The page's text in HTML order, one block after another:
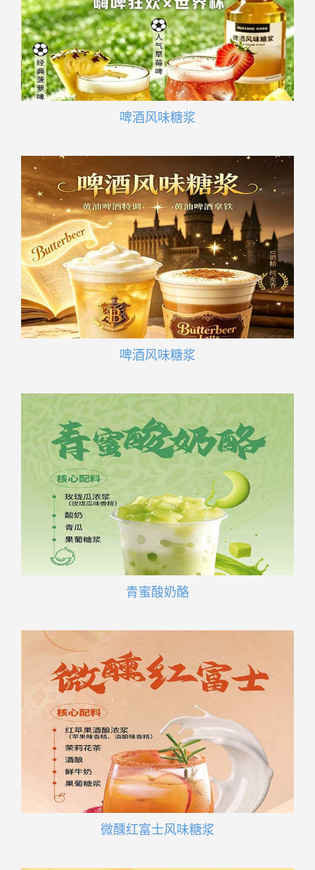
啤酒风味糖浆
啤酒风味糖浆
青蜜酸奶酪
微醺红富士风味糖浆